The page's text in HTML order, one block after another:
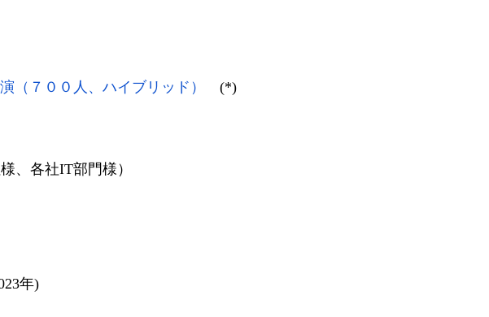
７００人、ハイブリッド） (*)
各社IT部門様）
年)